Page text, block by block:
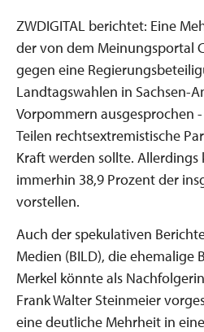
ZWDIGITAL berichtet: Eine
der von dem Meinungsportal
gegen eine
Landtagswahlen in Sachsen-
Vorpommern ausgesprochen
Teilen rechtsextremistische
Kraft werden sollte. Allerdings
immerhin 38,9 Prozent der
vorstellen.
Auch der spekulativen
Medien (BILD), die ehemalige
Merkel könnte als
Frank Walter Steinmeier
eine deutliche Mehrheit in